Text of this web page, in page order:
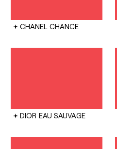
CHANEL CHANCE
DIOR EAU SAUVAGE